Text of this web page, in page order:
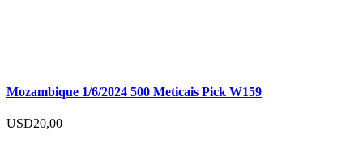
Mozambique 1/6/2024 500 Meticais Pick W159
USD20,00